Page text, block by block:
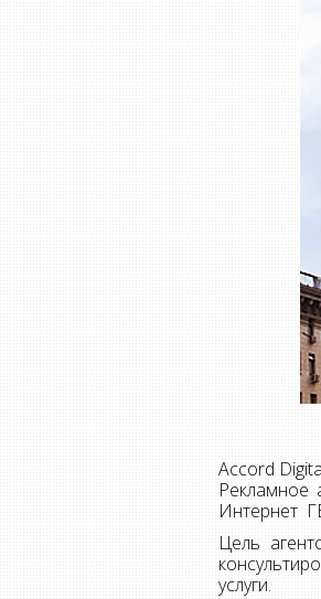
Accord
Рекламное
Интернет
Цель
услуги.